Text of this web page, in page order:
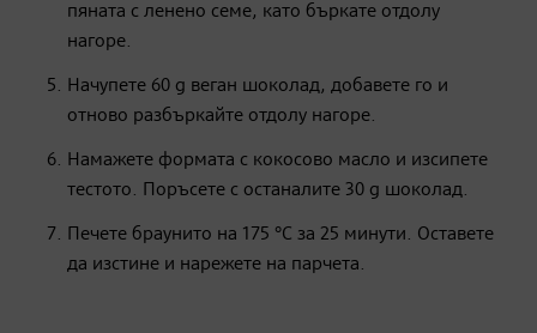
пяната с ленено семе, като бъркате отдолу
нагоре.
Начупете 60 g веган шоколад, добавете го и
отново разбъркайте отдолу нагоре.
Намажете формата с кокосово масло и изсипете
тестото. Поръсете с останалите 30 g шоколад.
Печете браунито на 175 °C за 25 минути. Оставете
да изстине и нарежете на парчета.